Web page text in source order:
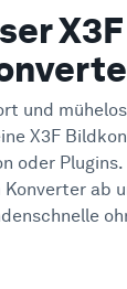
X3F
und
X3F
oder Plugins.
Konverter ab